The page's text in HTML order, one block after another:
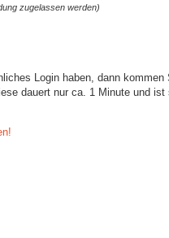
zugelassen werden)
Login haben, dann kommen
dauert nur ca. 1 Minute und